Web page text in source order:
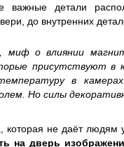
важные детали
до внутренних
миф о влиянии
присутствуют в
в
Но силы
не даёт людям
на дверь